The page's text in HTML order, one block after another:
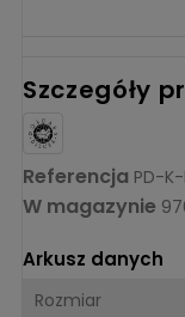
Szczegóły
Referencja PD-
W magazynie
Arkusz danych
Rozmiar